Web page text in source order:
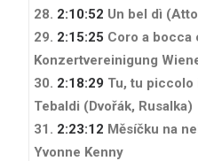
28. 2:10:52 Un bel dì
29. 2:15:25 Coro a bocca
Konzertvereinigung
30. 2:18:29 Tu, tu piccolo
Tebaldi (Dvořák, Rusalka)
31. 2:23:12 Měsíčku na
Yvonne Kenny